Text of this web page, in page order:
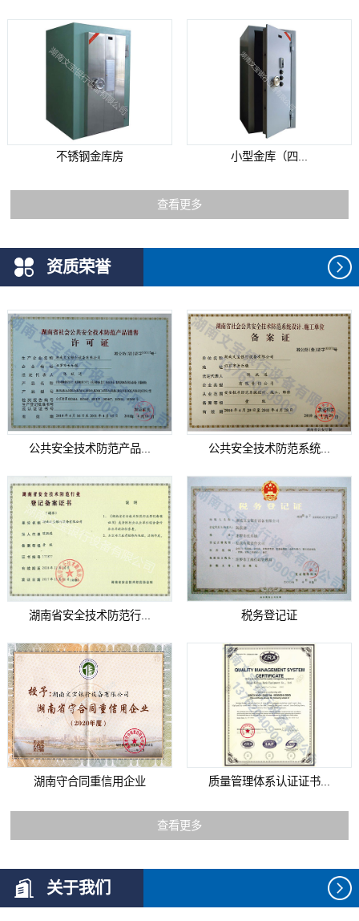
不锈钢金库房 小型金库（四...
查看更多
资质荣誉
公共安全技术防范产品... 公共安全技术防范系统...
湖南省安全技术防范行... 税务登记证
湖南守合同重信用企业 质量管理体系认证证书...
查看更多
关于我们